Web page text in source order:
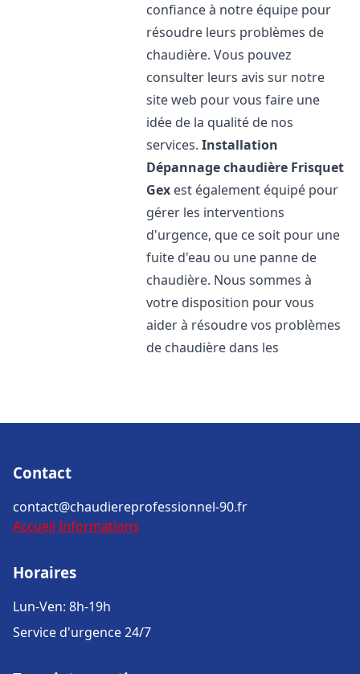
confiance à notre équipe pour
résoudre leurs problèmes de
chaudière. Vous pouvez
consulter leurs avis sur notre
site web pour vous faire une
idée de la qualité de nos
services.Installation
Dépannage chaudière Frisquet
Gex est également équipé pour
gérer les interventions
d'urgence, que ce soit pour une
fuite d'eau ou une panne de
chaudière. Nous sommes à
votre disposition pour vous
aider à résoudre vos problèmes
de chaudière dans les
Contact
contact@chaudiereprofessionnel-90.fr
Accueil Informations
Horaires
Lun-Ven: 8h-19h
Service d'urgence 24/7